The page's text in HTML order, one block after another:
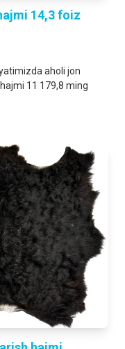
14,3 foiz
aholi jon
11 179,8 ming